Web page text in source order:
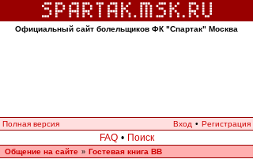
Официальный сайт болельщиков ФК "Спартак" Москва
Полная версия Вход • Регистрация
FAQ • Поиск
Общение на сайте » Гостевая книга ВВ